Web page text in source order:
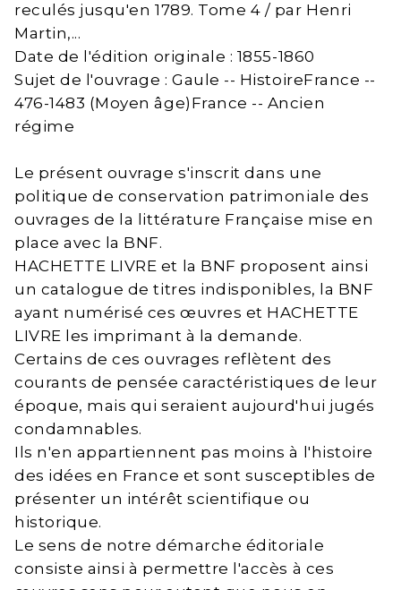
reculés jusqu'en 1789. Tome 4 / par Henri
Martin,...
Date de l'édition originale : 1855-1860
Sujet de l'ouvrage : Gaule -- HistoireFrance --
476-1483 (Moyen âge)France -- Ancien
régime
Le présent ouvrage s'inscrit dans une
politique de conservation patrimoniale des
ouvrages de la littérature Française mise en
place avec la BNF.
HACHETTE LIVRE et la BNF proposent ainsi
un catalogue de titres indisponibles, la BNF
ayant numérisé ces œuvres et HACHETTE
LIVRE les imprimant à la demande.
Certains de ces ouvrages reflètent des
courants de pensée caractéristiques de leur
époque, mais qui seraient aujourd'hui jugés
condamnables.
Ils n'en appartiennent pas moins à l'histoire
des idées en France et sont susceptibles de
présenter un intérêt scientifique ou
historique.
Le sens de notre démarche éditoriale
consiste ainsi à permettre l'accès à ces